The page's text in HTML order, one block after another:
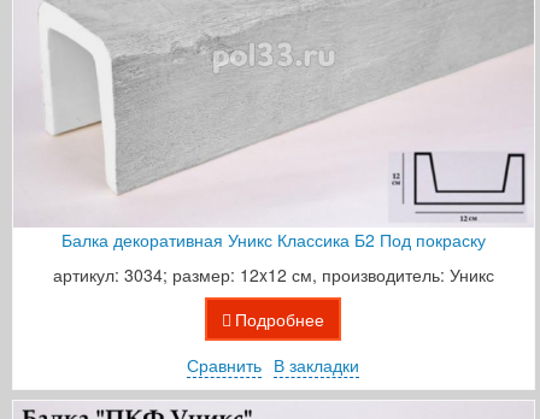
Балка декоративная Уникс Классика Б2 Под покраску
артикул: 3034; размер: 12x12 см, производитель: Уникс
Подробнее
Сравнить В закладки